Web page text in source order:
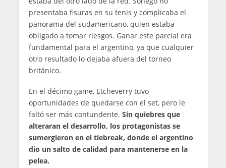
presentaba fisuras en su tenis y complicaba el
panorama del sudamericano, quien estaba
obligado a tomar riesgos. Ganar este parcial era
fundamental para el argentino, ya que cualquier
otro resultado lo dejaba afuera del torneo
británico.
En el décimo game, Etcheverry tuvo
oportunidades de quedarse con el set, pero le
faltó ser más contundente. Sin quiebres que
alteraran el desarrollo, los protagonistas se
sumergieron en el tiebreak, donde el argentino
dio un salto de calidad para mantenerse en la
pelea.